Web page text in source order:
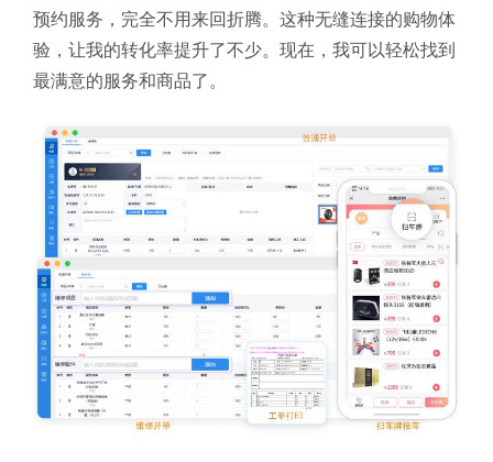
预约服务，完全不用来回折腾。这种无缝连接的购物体
验，让我的转化率提升了不少。现在，我可以轻松找到
最满意的服务和商品了。